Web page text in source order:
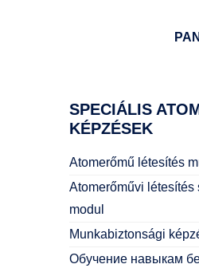
SPECIÁLIS
KÉPZÉSEK
Atomerőmű létesítés
Atomerőművi létesítés
modul
Munkabiztonsági
Обучение навыкам